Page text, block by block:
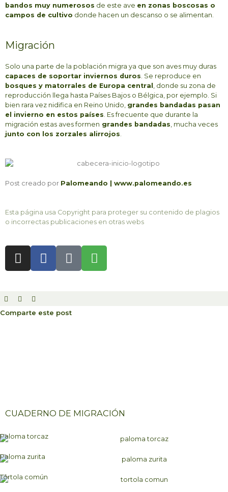
bandos muy numerosos de este ave en zonas boscosas o
campos de cultivo donde hacen un descanso o se alimentan.
Migración
Solo una parte de la población migra ya que son aves muy duras
capaces de soportar inviernos duros . Se reproduce en
bosques y matorrales de Europa central , donde su zona de
reproducción llega hasta Países Bajos o Bélgica, por ejemplo. Si
bien rara vez nidifica en Reino Unido, grandes bandadas pasan
el invierno en estos países . Es frecuente que durante la
migración estas aves formen grandes bandadas , mucha veces
junto con los zorzales alirrojos
Post creado por Palomeando | www.palomeando.es
Esta página usa Copyright para proteger su contenido de plagios
o incorrectas publicaciones en otras webs
I
n
a
g
F
a
o
I
c
i
S
h
Comparte este post
CUADERNO DE MIGRACIÓN
Paloma torcaz
Paloma zurita
Tórtola común